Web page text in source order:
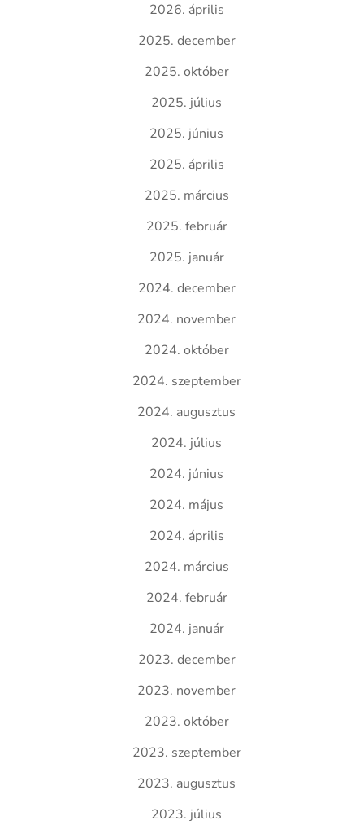
2026. április
2025. december
2025. október
2025. július
2025. június
2025. április
2025. március
2025. február
2025. január
2024. december
2024. november
2024. október
2024. szeptember
2024. augusztus
2024. július
2024. június
2024. május
2024. április
2024. március
2024. február
2024. január
2023. december
2023. november
2023. október
2023. szeptember
2023. augusztus
2023. július